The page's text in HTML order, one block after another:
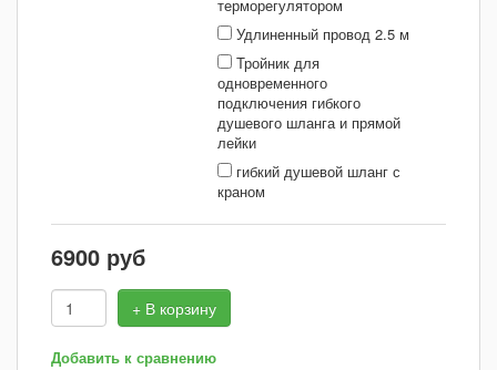
терморегулятором
Удлиненный провод 2.5 м
Тройник для
одновременного
подключения гибкого
душевого шланга и прямой
лейки
гибкий душевой шланг с
краном
6900 руб
+ В корзину
Добавить к сравнению